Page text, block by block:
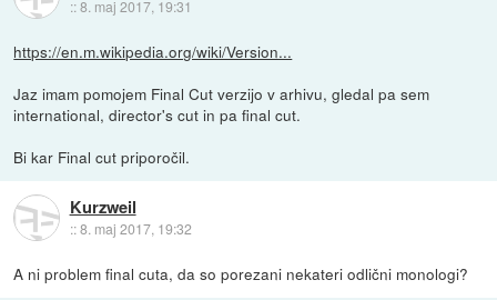
::8. maj 2017, 19:31
https://en.m.wikipedia.org/wiki/Version...
Jaz imam pomojem Final Cut verzijo v arhivu, gledal pa sem
international, director's cut in pa final cut.
Bi kar Final cut priporočil.
Kurzweil
::8. maj 2017, 19:32
A ni problem final cuta, da so porezani nekateri odlični monologi?